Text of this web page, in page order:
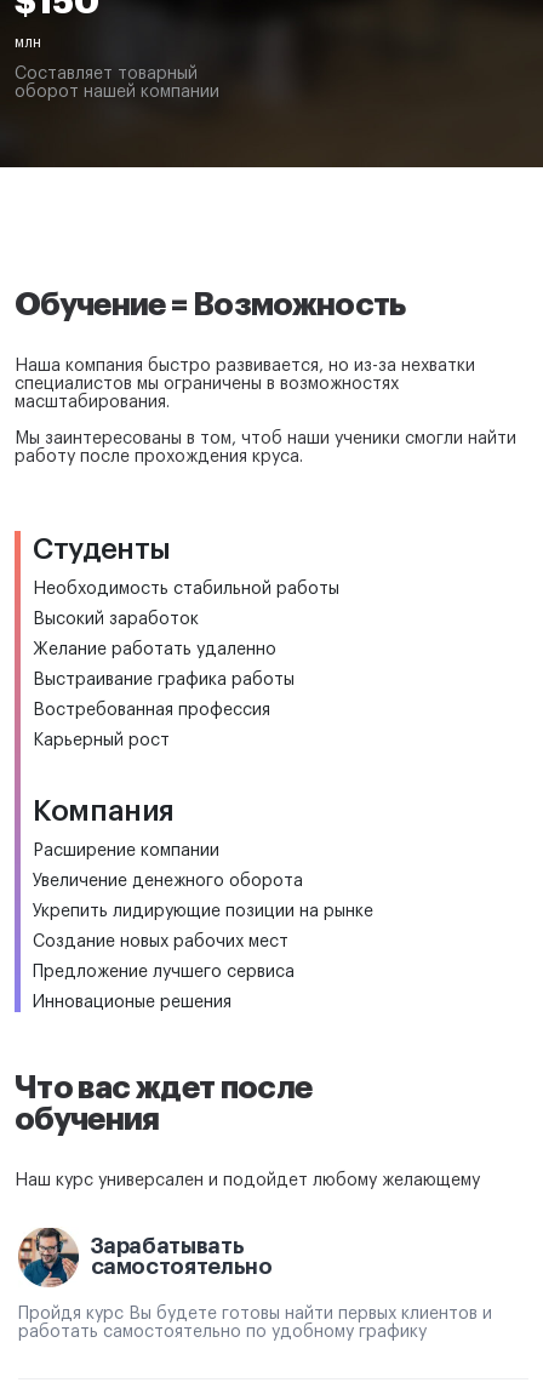
млн
Составляет товарный
оборот нашей компании
Обучение = Возможность
Наша компания быстро развивается, но из-за нехватки
специалистов мы ограничены в возможностях
масштабирования.
Мы заинтересованы в том, чтоб наши ученики смогли найти
работу после прохождения круса.
Студенты
Необходимость стабильной работы
Высокий заработок
Желание работать удаленно
Выстраивание графика работы
Востребованная профессия
Карьерный рост
Компания
Расширение компании
Увеличение денежного оборота
Укрепить лидирующие позиции на рынке
Создание новых рабочих мест
Предложение лучшего сервиса
Инновационые решения
Что вас ждет после
обучения
Наш курс универсален и подойдет любому желающему
Зарабатывать
самостоятельно
Пройдя курс Вы будете готовы найти первых клиентов и
работать самостоятельно по удобному графику